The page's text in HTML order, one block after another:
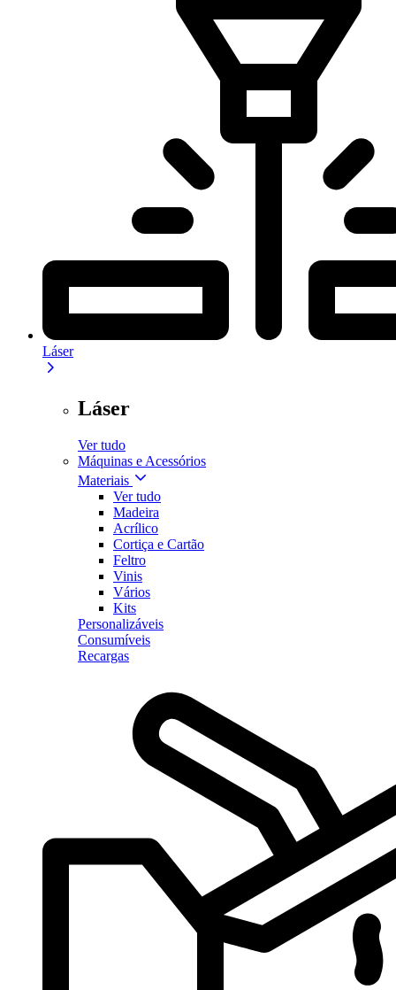
Láser
Láser
Ver tudo
Máquinas e Acessórios
Materiais
Ver tudo
Madeira
Acrílico
Cortiça e Cartão
Feltro
Vinis
Vários
Kits
Personalizáveis
Consumíveis
Recargas